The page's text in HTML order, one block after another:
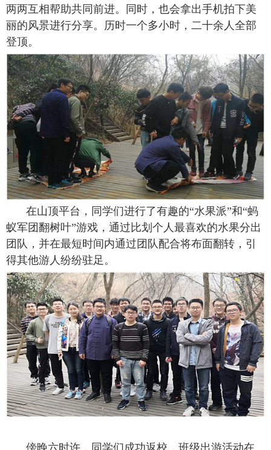
两两互相帮助共同前进。同时，也会拿出手机拍下美
丽的风景进行分享。历时一个多小时，二十余人全部
登顶。
在山顶平台，同学们进行了有趣的“水果派”和“蚂
蚁军团翻树叶”游戏，通过比划个人最喜欢的水果分出
团队，并在最短时间内通过团队配合将布面翻转，引
得其他游人纷纷驻足。